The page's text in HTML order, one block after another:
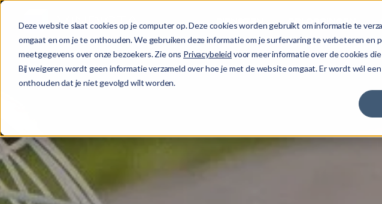
Deze website slaat cookies op je computer op. Deze cookies worden gebruikt om informatie te
omgaat en om je te onthouden. We gebruiken deze informatie om je surfervaring te verbeteren en
meetgegevens over onze bezoekers. Zie ons Privacybeleid voor meer informatie over de cookies
Bij weigeren wordt geen informatie verzameld over hoe je met de website omgaat. Er wordt wél
onthouden dat je niet gevolgd wilt worden.